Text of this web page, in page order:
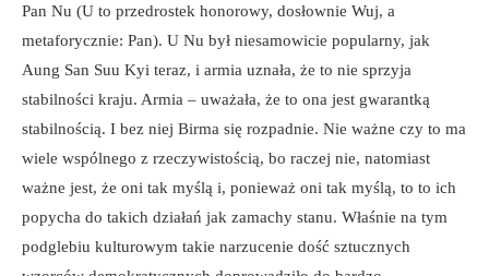
Pan Nu (U to przedrostek honorowy, dosłownie Wuj, a
metaforycznie: Pan). U Nu był niesamowicie popularny, jak
Aung San Suu Kyi teraz, i armia uznała, że to nie sprzyja
stabilności kraju. Armia – uważała, że to ona jest gwarantką
stabilnością. I bez niej Birma się rozpadnie. Nie ważne czy to ma
wiele wspólnego z rzeczywistością, bo raczej nie, natomiast
ważne jest, że oni tak myślą i, ponieważ oni tak myślą, to to ich
popycha do takich działań jak zamachy stanu. Właśnie na tym
podglebiu kulturowym takie narzucenie dość sztucznych